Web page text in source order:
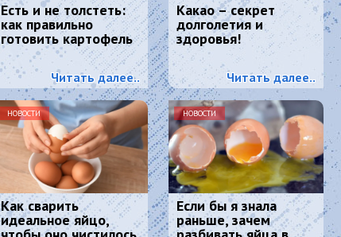
Есть и не толстеть:
как правильно
готовить картофель
Читать далее..
Какао – секрет
долголетия и
здоровья!
Читать далее..
НОВОСТИ
Как сварить
идеальное яйцо,
НОВОСТИ
Если бы я знала
раньше, зачем